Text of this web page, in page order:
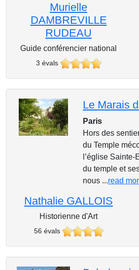
Murielle
DAMBREVILLE
RUDEAU
Guide conférencier national
3 évals
Le Marais
Paris
Hors des
du Temple
l’église
du temple et
nous ...read
Nathalie GALLOIS
Historienne d'Art
56 évals